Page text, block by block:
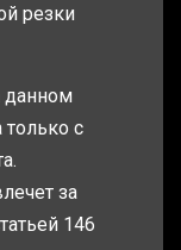
резки
данном
с
за
146